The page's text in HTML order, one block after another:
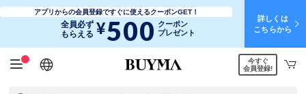
アプリからの会員登録ですぐに使えるクーポンGET！
全員必ず
もらえる ¥500 クーポン
プレゼント
詳しくは
こちらから
日本語
English
简体中文
繁體中文
今すぐ
会員登録!